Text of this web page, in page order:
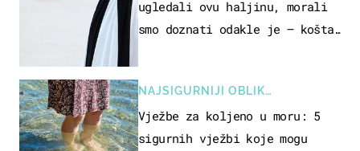
ugledali ovu haljinu, morali
smo doznati odakle je – košta
NAJSIGURNIJI OBLIK
REKREACIJE
Vježbe za koljeno u moru: 5
sigurnih vježbi koje mogu